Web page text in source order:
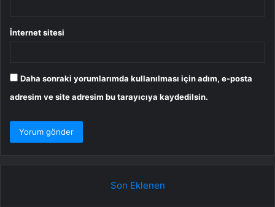
İnternet sitesi
Daha sonraki yorumlarımda kullanılması için adım, e-posta
adresim ve site adresim bu tarayıcıya kaydedilsin.
Son Eklenen